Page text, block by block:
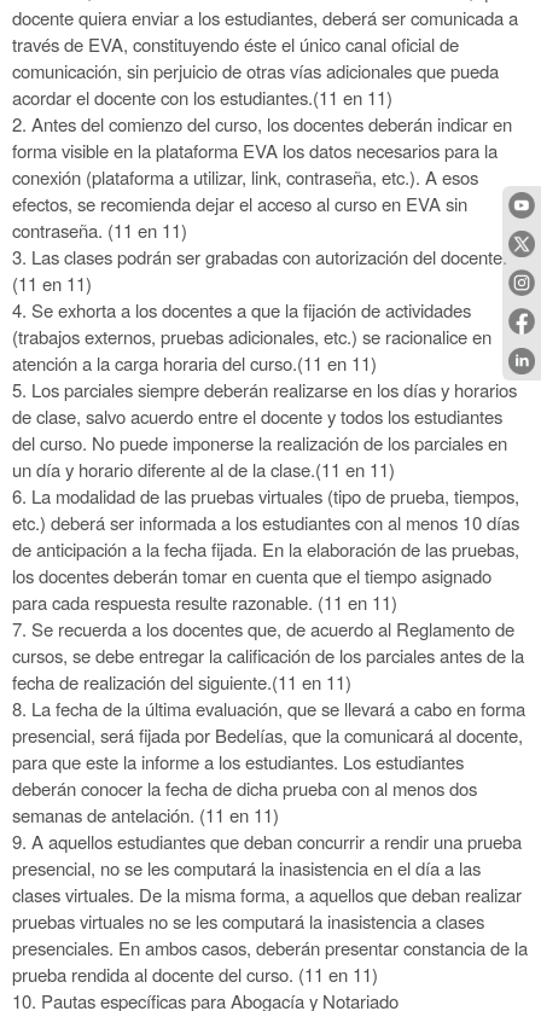
docente quiera enviar a los estudiantes, deberá ser comunicada a
través de EVA, constituyendo éste el único canal oficial de
comunicación, sin perjuicio de otras vías adicionales que pueda
acordar el docente con losestudiantes.(11 en 11)
2. Antes del comienzo del curso, los docentes deberán indicar en
forma visible en la plataforma EVA los datos necesarios para la
conexión (plataforma a utilizar, link, contraseña, etc.). A esos
efectos, se recomienda dejar el acceso al curso en EVA sin
contraseña. (11 en 11)
3. Las clases podrán ser grabadas con autorización del docente.
(11 en 11)
4. Se exhorta a los docentes a que la fijación de actividades
(trabajos externos, pruebas adicionales, etc.) se racionalice en
atención a la carga horaria del curso.(11 en 11)
5. Los parciales siempre deberán realizarse en los días y horarios
de clase, salvo acuerdo entre el docente y todos los estudiantes
del curso. Nopuede imponerse la realización de los parciales en
un día y horario diferente al de la clase.(11 en 11)
6. La modalidad de las pruebas virtuales (tipo de prueba, tiempos,
etc.) deberá ser informada a los estudiantes con al menos 10 días
deanticipación a la fecha fijada. En la elaboración de las pruebas,
los docentes deberán tomar en cuenta que el tiempo asignado
para cada respuesta resulte razonable. (11 en 11)
7. Se recuerda a los docentes que, de acuerdo al Reglamento de
cursos, se debe entregar la calificación de los parciales antes de la
fecha de realización del siguiente.(11 en 11)
8. La fecha de la última evaluación, que se llevará a cabo en forma
presencial, será fijada por Bedelías, que la comunicará al docente,
para que este la informe a los estudiantes. Los estudiantes
deberán conocer la fecha de dicha prueba con al menos dos
semanas de antelación. (11 en 11)
9. A aquellos estudiantes que deban concurrir a rendir una prueba
presencial, no se les computará la inasistencia en el día a las
clases virtuales. De la misma forma, a aquellos que deban realizar
pruebas virtuales no se les computará la inasistencia a clases
presenciales. En ambos casos, deberánpresentar constancia de la
prueba rendida al docente del curso. (11 en 11)
10. Pautas específicas para Abogacía y Notariado